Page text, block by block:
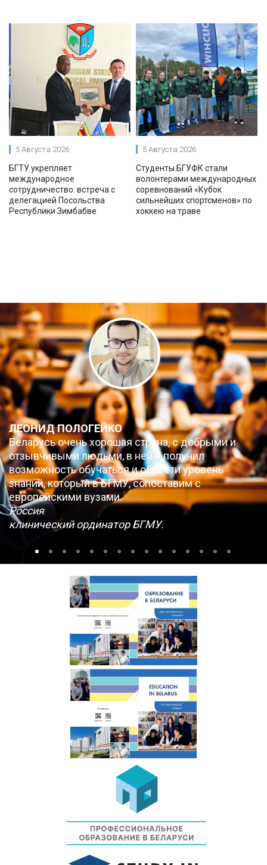
5 Августа 2026
БГТУ укрепляет
международное
сотрудничество: встреча с
делегацией Посольства
Республики Зимбабве
5 Августа 2026
Студенты БГУФК стали
волонтерами международных
соревнований «Кубок
сильнейших спортсменов» по
хоккею на траве
ЛЕОНИД ПОЛОГЕЙКО
Беларусь очень хорошая страна, с добрыми и
отзывчивыми людьми, в ней я получил
возможность обучаться и обрести уровень
знаний, который в БГМУ, сопоставим с
европейскими вузами.
Россия
клинический ординатор БГМУ.